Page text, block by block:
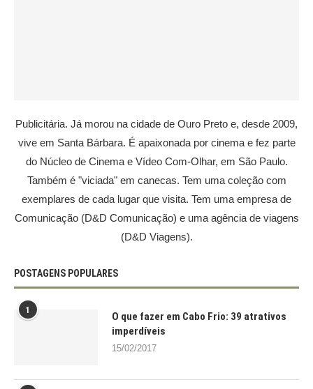
Publicitária. Já morou na cidade de Ouro Preto e, desde 2009,
vive em Santa Bárbara. É apaixonada por cinema e fez parte
do Núcleo de Cinema e Vídeo Com-Olhar, em São Paulo.
Também é "viciada" em canecas. Tem uma coleção com
exemplares de cada lugar que visita. Tem uma empresa de
Comunicação (D&D Comunicação) e uma agência de viagens
(D&D Viagens).
POSTAGENS POPULARES
1
O que fazer em Cabo Frio: 39 atrativos
imperdíveis
15/02/2017